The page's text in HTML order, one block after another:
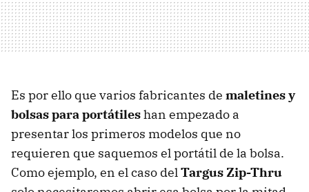
Es por ello que varios fabricantes de maletines y
bolsas para portátileshan empezado a
presentar los primeros modelos que no
requieren que saquemos el portátil de la bolsa.
Como ejemplo, en el caso delTargus Zip-Thru